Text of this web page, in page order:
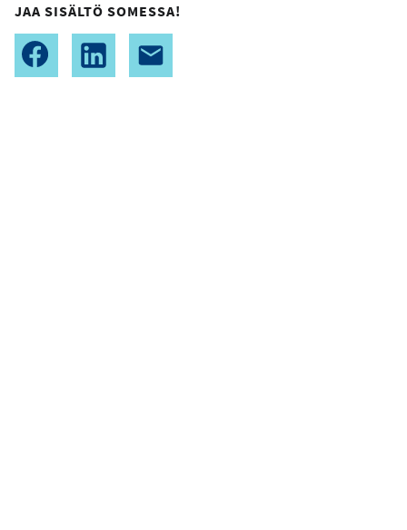
JAA SISÄLTÖ SOMESSA!